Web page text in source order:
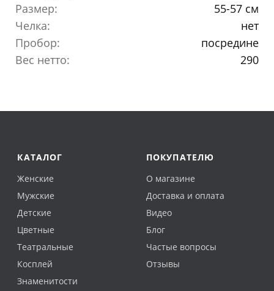
Размер:
55-57 см
Челка:
нет
Пробор:
посредине
Вес нетто:
290
КАТАЛОГ
Женские
Мужские
Детские
Цветные
Театральные
Косплей
Знаменитости
ПОКУПАТЕЛЮ
О магазине
Доставка и оплата
Видео
Блог
Частые вопросы
Отзывы